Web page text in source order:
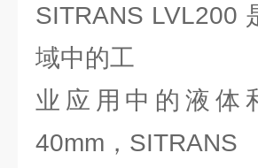
SITRANS LVL200
域中的工
业应用中的液体
40mm，SITRANS